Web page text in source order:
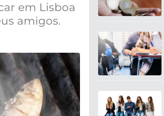
em Lisboa
amigos.